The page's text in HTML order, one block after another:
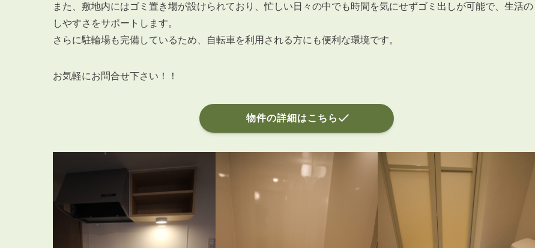
03-6262-9556
【受付時間】10:00~19:00（定休日：水曜日）
また、敷地内にはゴミ置き場が設けられており、忙しい日々の中でも時間を気にせずゴミ出しが可能で、生活の
しやすさをサポートします。
さらに駐輪場も完備しているため、自転車を利用される方にも便利な環境です。
お気軽にお問合せ下さい！！
物件の詳細はこちら